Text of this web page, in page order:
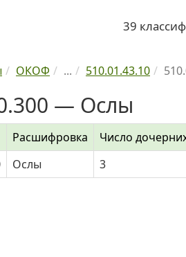
39
ОКОФ ... 510.01.43.10
— Ослы
Расшифровка
Число
Ослы 3